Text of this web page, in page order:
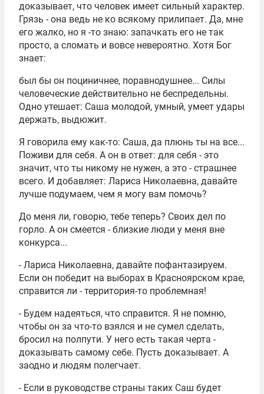
доказывает, что человек имеет сильный характер.
Грязь - она ведь не ко всякому прилипает. Да, мне
его жалко, но я -то знаю: запачкать его не так
просто, а сломать и вовсе невероятно. Хотя Бог
знает:
был бы он поциничнее, поравнодушнее... Силы
человеческие действительно не беспредельны.
Одно утешает: Саша молодой, умный, умеет удары
держать, выдюжит.
Я говорила ему как-то: Саша, да плюнь ты на все...
Поживи для себя. А он в ответ: для себя - это
значит, что ты никому не нужен, а это - страшнее
всего. И добавляет: Лариса Николаевна, давайте
лучше подумаем, чем я могу вам помочь?
До меня ли, говорю, тебе теперь? Своих дел по
горло. А он смеется - близкие люди у меня вне
конкурса...
- Лариса Николаевна, давайте пофантазируем.
Если он победит на выборах в Красноярском крае,
справится ли - территория-то проблемная!
- Будем надеяться, что справится. Я не помню,
чтобы он за что-то взялся и не сумел сделать,
бросил на полпути. У него есть такая черта -
доказывать самому себе. Пусть доказывает. А
заодно и людям полегчает.
- Если в руководстве страны таких Саш будет